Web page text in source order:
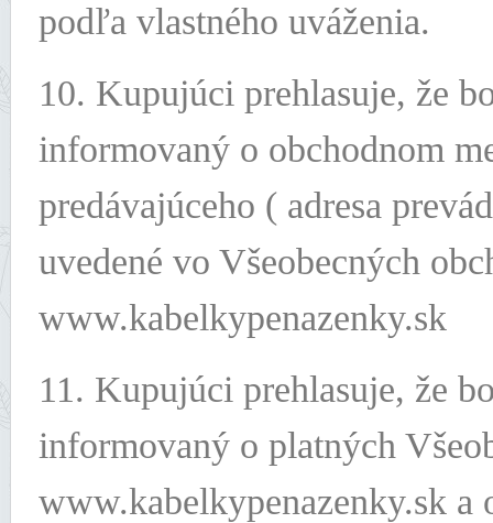
podľa vlastného uváženia.
10. Kupujúci prehlasuje, že
informovaný o obchodnom
predávajúceho ( adresa
uvedené vo Všeobecných
www.kabelkypenazenky.sk
11. Kupujúci prehlasuje, že
informovaný o platných
www.kabelkypenazenky.sk